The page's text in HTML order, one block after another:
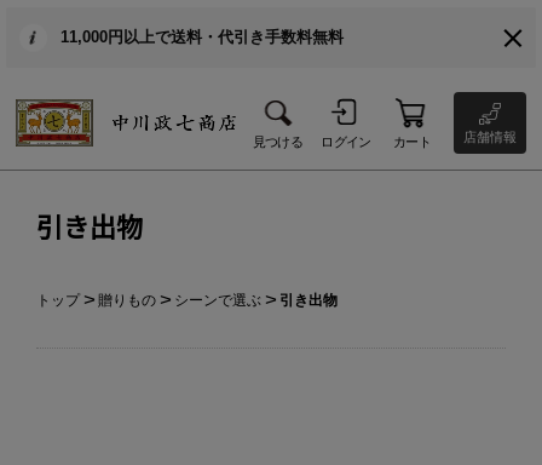
11,000円以上で送料・代引き手数料無料
見つける ログイン カート 店舗情報
引き出物
トップ 贈りもの シーンで選ぶ 引き出物